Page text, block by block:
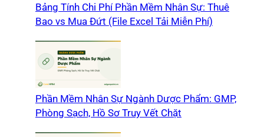
Bảng Tính Chi Phí Phần Mềm Nhân Sự: Thuê
Bao vs Mua Đứt (File Excel Tải Miễn Phí)
Phần Mềm Nhân Sự Ngành Dược Phẩm: GMP,
Phòng Sạch, Hồ Sơ Truy Vết Chặt